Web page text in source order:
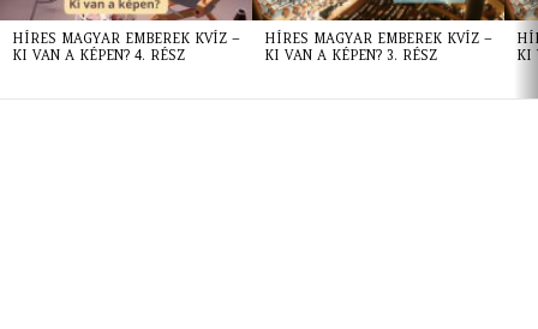
HÍRES MAGYAR EMBEREK KVÍZ –
KI VAN A KÉPEN? 4. RÉSZ
HÍRES MAGYAR EMBEREK KVÍZ –
KI VAN A KÉPEN? 3. RÉSZ
KI